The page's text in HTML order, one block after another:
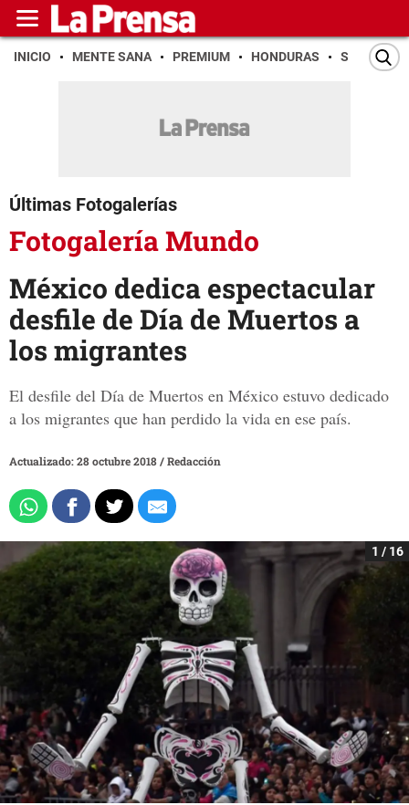
INICIO MENTE SANA PREMIUM HONDURAS SAN PEDRO
Últimas Fotogalerías
Fotogalería Mundo
México dedica espectacular
desfile de Día de Muertos a
los migrantes
El desfile del Día de Muertos en México estuvo dedicado
a los migrantes que han perdido la vida en ese país.
Actualizado: 28 octubre 2018/Redacción
1 / 16